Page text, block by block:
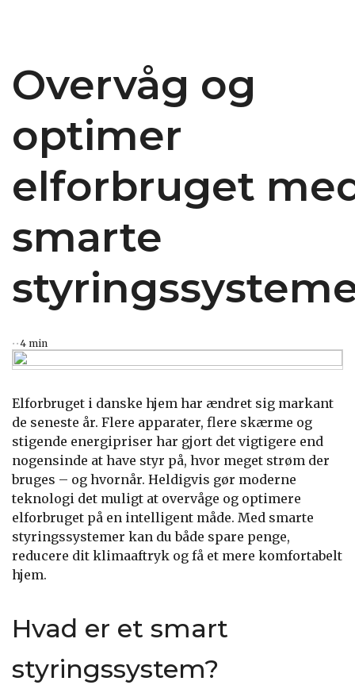
Overvåg og
optimer
elforbruget
smarte
4 min
Elforbruget i danske hjem har ændret sig markant
de seneste år. Flere apparater, flere skærme og
stigende energipriser har gjort det vigtigere end
nogensinde at have styr på, hvor meget strøm der
bruges – og hvornår. Heldigvis gør moderne
teknologi det muligt at overvåge og optimere
elforbruget på en intelligent måde. Med smarte
styringssystemer kan du både spare penge,
reducere dit klimaaftryk og få et mere komfortabelt
hjem.
Hvad er et smart
styringssystem?